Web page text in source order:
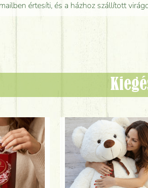
értesíti, és a házhoz szállított